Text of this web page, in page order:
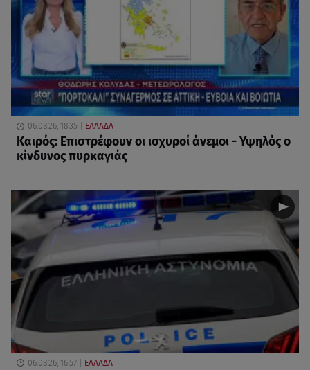
06.08.26, 18:35 ΕΛΛΑΔΑ
Καιρός: Επιστρέφουν οι ισχυροί άνεμοι - Υψηλός ο
κίνδυνος πυρκαγιάς
06.08.26, 16:57 ΕΛΛΑΔΑ